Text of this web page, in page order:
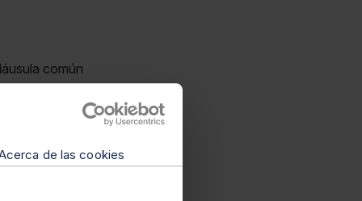
de las cookies
común
para la